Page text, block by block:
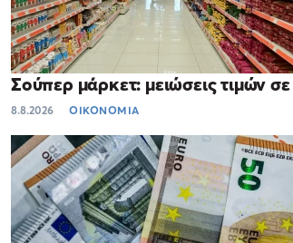
Σούπερ μάρκετ: μειώσεις τιμών
8.8.2026 ΟΙΚΟΝΟΜΙΑ